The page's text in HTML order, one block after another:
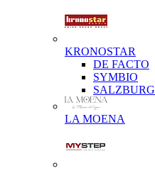
KRONOSTAR
DE FACTO
SYMBIO
SALZBURG
LA MOENA